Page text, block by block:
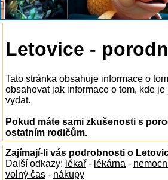
Letovice -
Tato stránka obsahuje informace o
obsahovat jak informace o tom, kde
vydat.
Pokud máte sami zkušenosti s
ostatním rodičům.
Zajímají-li vás podrobnosti o
Další odkazy: lékař - lékárna -
volný čas - nákupy